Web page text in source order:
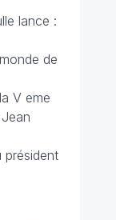
lance :
de
V eme
président